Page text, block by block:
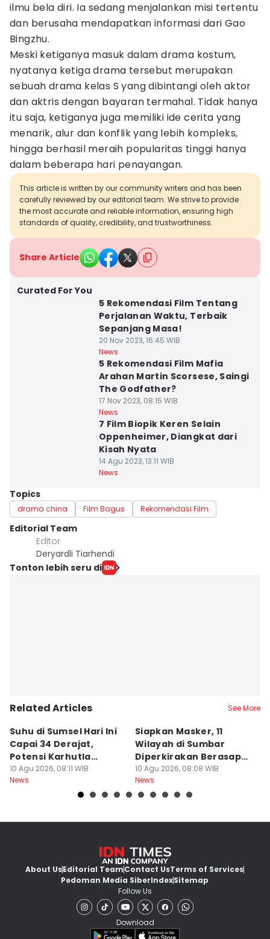
ilmu bela diri. Ia sedang menjalankan misi tertentu
dan berusaha mendapatkan informasi dari Gao
Bingzhu.
Meski ketiganya masuk dalam drama kostum,
nyatanya ketiga drama tersebut merupakan
sebuah drama kelas S yang dibintangi oleh aktor
dan aktris dengan bayaran termahal. Tidak hanya
itu saja, ketiganya juga memiliki ide cerita yang
menarik, alur dan konflik yang lebih kompleks,
hingga berhasil meraih popularitas tinggi hanya
dalam beberapa hari penayangan.
This article is written by our community writers and has been
carefully reviewed by our editorial team. We strive to provide
the most accurate and reliable information, ensuring high
standards of quality, credibility, and trustworthiness.
Share Article
Curated For You
5 Rekomendasi Film Tentang
Perjalanan Waktu, Terbaik
Sepanjang Masa!
20 Nov 2023, 16:45 WIB
News
5 Rekomendasi Film Mafia
Arahan Martin Scorsese, Saingi
The Godfather?
17 Nov 2023, 08:15 WIB
News
7 Film Biopik Keren Selain
Oppenheimer, Diangkat dari
Kisah Nyata
14 Agu 2023, 13:11 WIB
News
Topics
drama china Film Bagus Rekomendasi Film
Editorial Team
Editor
Deryardli Tiarhendi
Tonton lebih seru di
Related Articles See More
Suhu di Sumsel Hari Ini
Capai 34 Derajat,
Potensi Karhutla
Meningkat
10 Agu 2026, 08:11 WIB
News
Siapkan Masker, 11
Wilayah di Sumbar
Diperkirakan Berasap
dan Berkabut
10 Agu 2026, 08:08 WIB
News
About UsEditorial TeamContact UsTerms of Services
Pedoman Media SiberIndexSitemap
Follow Us
Download